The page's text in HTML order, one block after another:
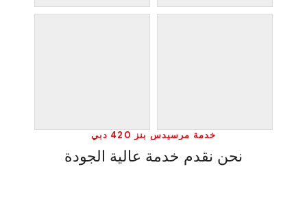
خدمة مرسيدس بنز 420 دبي
نحن نقدم خدمة عالية الجودة